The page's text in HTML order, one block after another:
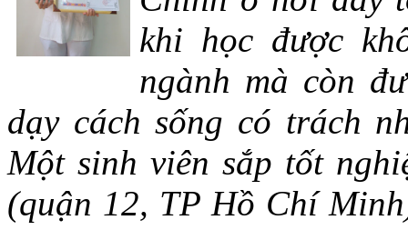
khi học được
ngành mà còn
dạy cách sống có trách
Một sinh viên sắp tốt
(quận 12, TP Hồ Chí